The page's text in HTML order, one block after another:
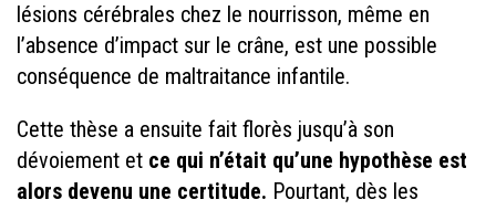
lésions cérébrales chez le nourrisson, même en
l’absence d’impact sur le crâne, est une possible
conséquence de maltraitance infantile.
Cette thèse a ensuite fait florès jusqu’à son
dévoiement et ce qui n’était qu’une hypothèse est
alors devenu une certitude. Pourtant, dès les